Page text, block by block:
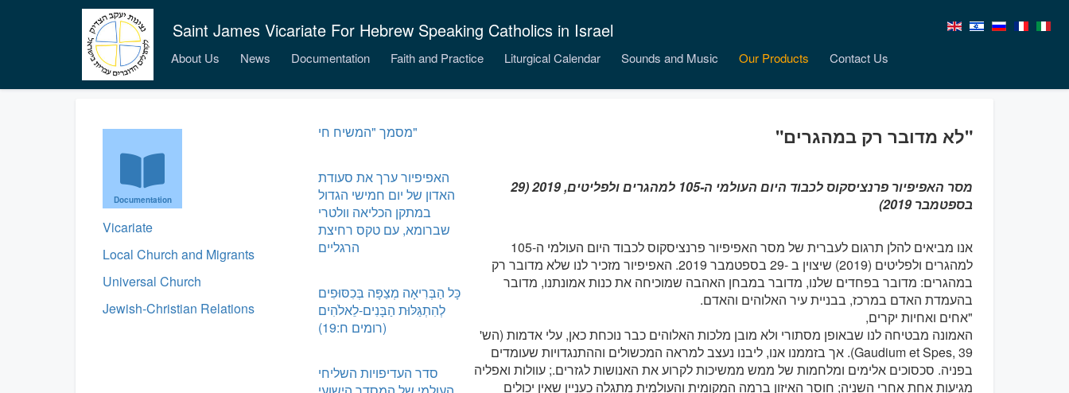
Saint James Vicariate For Hebrew Speaking Catholics in Israel
About Us News Documentation Faith and Practice Liturgical Calendar Sounds and Music Our Products Contact Us
Documentation
Vicariate
Local Church and Migrants
Universal Church
Jewish-Christian Relations
"לא מדובר רק במהגרים"
מסר האפיפיור פרנציסקוס לכבוד היום העולמי ה-105 למהגרים ולפליטים, 2019 (29
בספטמבר 2019)
אנו מביאים להלן תרגום לעברית של מסר האפיפיור פרנציסקוס לכבוד היום העולמי ה-105
למהגרים ולפליטים (2019) שיצוין ב -29 בספטמבר 2019. האפיפיור מזכיר לנו שלא מדובר רק
במהגרים: מדובר בפחדים שלנו, מדובר במבחן האהבה שמוכיחה את כנות אמונתנו, מדובר
בהעמדת האדם במרכז, בבניית עיר האלוהים והאדם.
"אחים ואחיות יקרים,
האמונה מבטיחה לנו שבאופן מסתורי ולא מובן מלכות האלוהים כבר נוכחת כאן, עלי אדמות (הש'
Gaudium et Spes, 39). אך בזממנו אנו, ליבנו נעצב למראה המכשולים וההתנגדויות שעומדים
בפניה. סכסוכים אלימים ומלחמות של ממש ממשיכות לקרוע את האנושות לגזרים.; עוולות ואפליה
מגיעות אחת אחרי השניה; חוסר האיזון ברמה המקומית והעולמית מתגלה כעניין שאין יכולים
מסמך "המשיח חי"
האפיפיור ערך את סעודת
האדון של יום חמישי הגדול
במתקן הכליאה וולטרי
שברומא, עם טקס רחיצת
הרגליים
כָּל הַבְּרִיאָה מְצַפָּה בְּכִסּוּפִים
לְהִתְגַּלּוּת הַבָּנִים-לֵאלֹהִים
(רומים ח:19)
סדר העדיפויות השליחי